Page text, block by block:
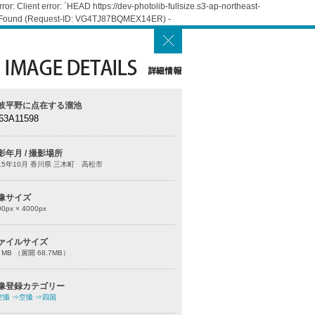
Client error: `HEAD https://dev-photolib-fullsize.s3-ap-northeast-
(Request-ID: VG4TJ87BQMEX14ER) -
平野に点在する溜池
年月 / 撮影場所
年10月 香川県 三木町 高松市
サイズ
px × 4000px
イルサイズ
（展開 68.7MB）
登録カテゴリー
撮 ⇒空撮 ⇒四国